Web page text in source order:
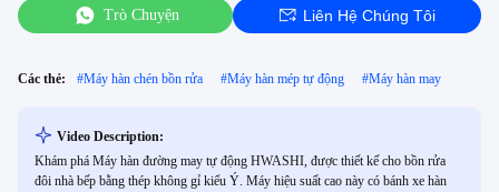
Trò Chuyện Liên Hệ Chúng Tôi
Các thẻ: #Máy hàn chén bồn rửa #Máy hàn mép tự động #Máy hàn may
Video Description:
Khám phá Máy hàn đường may tự động HWASHI, được thiết kế cho bồn rửa
đôi nhà bếp bằng thép không gỉ kiểu Ý. Máy hiệu suất cao này có bánh xe hàn